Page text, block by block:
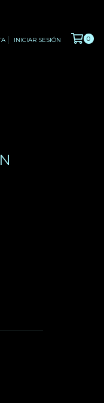
INICIAR SESIÓN 0